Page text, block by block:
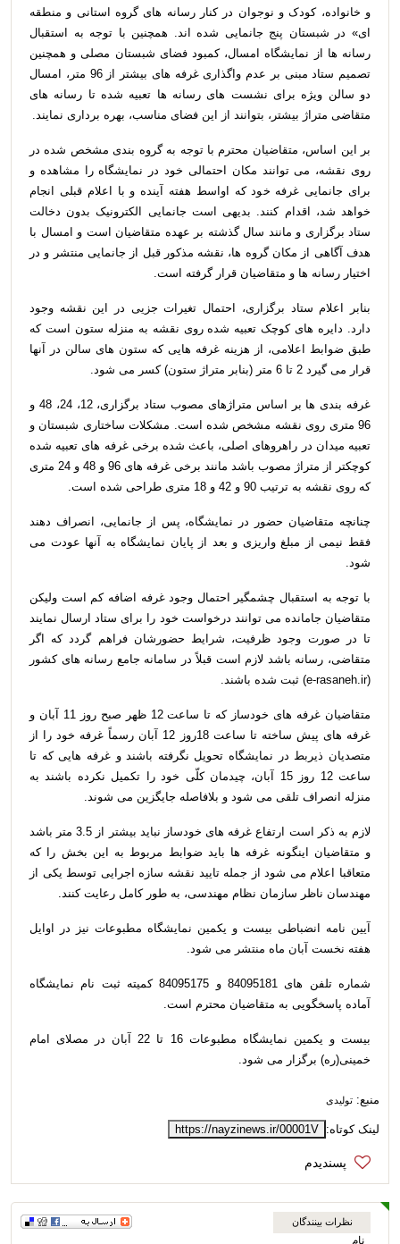
و خانواده، کودک و نوجوان در کنار رسانه های گروه استانی و منطقه
ای» در شبستان پنج جانمایی شده اند. همچنین با توجه به استقبال
رسانه ها از نمایشگاه امسال، کمبود فضای شبستان مصلی و همچنین
تصمیم ستاد مبنی بر عدم واگذاری غرفه های بیشتر از 96 متر، امسال
دو سالن ویژه برای نشست های رسانه ها تعبیه شده تا رسانه های
متقاضی متراژ بیشتر، بتوانند از این فضای مناسب، بهره برداری نمایند.
بر این اساس، متقاضیان محترم با توجه به گروه بندی مشخص شده در
روی نقشه، می توانند مکان احتمالی خود در نمایشگاه را مشاهده و
برای جانمایی غرفه خود که اواسط هفته آینده و با اعلام قبلی انجام
خواهد شد، اقدام کنند. بدیهی است جانمایی الکترونیک بدون دخالت
ستاد برگزاری و مانند سال گذشته بر عهده متقاضیان است و امسال با
هدف آگاهی از مکان گروه ها، نقشه مذکور قبل از جانمایی منتشر و در
اختیار رسانه ها و متقاضیان قرار گرفته است.
بنابر اعلام ستاد برگزاری، احتمال تغیرات جزیی در این نقشه وجود
دارد. دایره های کوچک تعبیه شده روی نقشه به منزله ستون است که
طبق ضوابط اعلامی، از هزینه غرفه هایی که ستون های سالن در آنها
قرار می گیرد 2 تا 6 متر (بنابر متراژ ستون) کسر می شود.
غرفه بندی ها بر اساس متراژهای مصوب ستاد برگزاری، 12، 24، 48 و
96 متری روی نقشه مشخص شده است. مشکلات ساختاری شبستان و
تعبیه میدان در راهروهای اصلی، باعث شده برخی غرفه های تعبیه شده
کوچکتر از متراژ مصوب باشد مانند برخی غرفه های 96 و 48 و 24 متری
که روی نقشه به ترتیب 90 و 42 و 18 متری طراحی شده است.
چنانچه متقاضیان حضور در نمایشگاه، پس از جانمایی، انصراف دهند
فقط نیمی از مبلغ واریزی و بعد از پایان نمایشگاه به آنها عودت می
شود.
با توجه به استقبال چشمگیر احتمال وجود غرفه اضافه کم است ولیکن
متقاضیان جامانده می توانند درخواست خود را برای ستاد ارسال نمایند
تا در صورت وجود ظرفیت، شرایط حضورشان فراهم گردد که اگر
متقاضی، رسانه باشد لازم است قبلاً در سامانه جامع رسانه های کشور
(e-rasaneh.ir) ثبت شده باشند.
متقاضیان غرفه های خودساز که تا ساعت 12 ظهر صبح روز 11 آبان و
غرفه های پیش ساخته تا ساعت 18روز 12 آبان رسماً غرفه خود را از
متصدیان ذیربط در نمایشگاه تحویل نگرفته باشند و غرفه هایی که تا
ساعت 12 روز 15 آبان، چیدمان کلّی خود را تکمیل نکرده باشند به
منزله انصراف تلقی می شود و بلافاصله جایگزین می شوند.
لازم به ذکر است ارتفاع غرفه های خودساز نباید بیشتر از 3.5 متر باشد
و متقاضیان اینگونه غرفه ها باید ضوابط مربوط به این بخش را که
متعاقبا اعلام می شود از جمله تایید نقشه سازه اجرایی توسط یکی از
مهندسان ناظر سازمان نظام مهندسی، به طور کامل رعایت کنند.
آیین نامه انضباطی بیست و یکمین نمایشگاه مطبوعات نیز در اوایل
هفته نخست آبان ماه منتشر می شود.
شماره تلفن های 84095181 و 84095175 کمیته ثبت نام نمایشگاه
آماده پاسخگویی به متقاضیان محترم است.
بیست و یکمین نمایشگاه مطبوعات 16 تا 22 آبان در مصلای امام
خمینی(ره) برگزار می شود.
منبع: تولیدی
لینک کوتاه: https://nayzinews.ir/00001V
نظرات بینندگان
نام